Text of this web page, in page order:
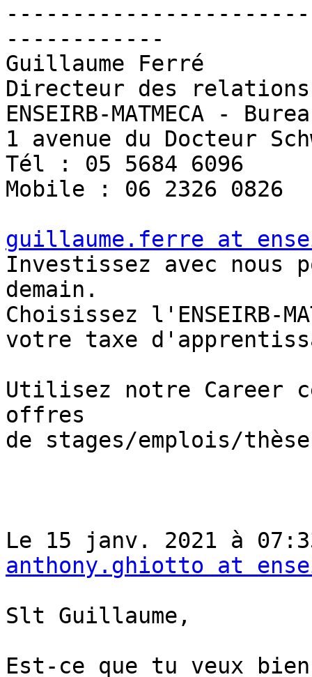
------------
Guillaume Ferré
Directeur des
ENSEIRB-MATMECA -
1 avenue du Docteur
Tél : 05 5684 6096
Mobile : 06 2326 0826
guillaume.ferre at
Investissez avec nous
demain.
Choisissez l'ENSEIRB-
votre taxe
Utilisez notre Career
offres
de stages/emplois/
anthony.ghiotto at
Slt Guillaume,
Est-ce que tu veux